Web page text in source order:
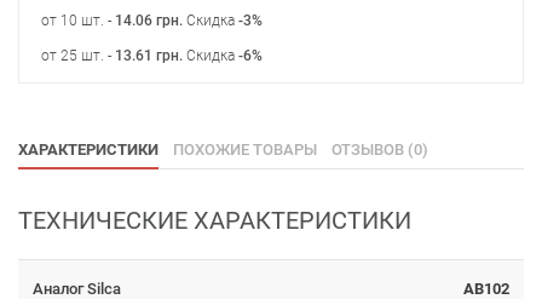
от 10 шт. - 14.06 грн. Скидка -3%
от 25 шт. - 13.61 грн. Скидка -6%
ХАРАКТЕРИСТИКИ ПОХОЖИЕ ТОВАРЫ ОТЗЫВОВ (0)
ТЕХНИЧЕСКИЕ ХАРАКТЕРИСТИКИ
Аналог Silca AB102